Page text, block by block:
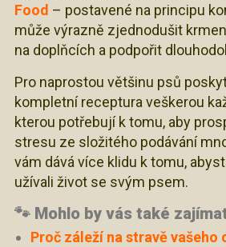
Food – postavené na principu
může výrazně zjednodušit
na doplňcích a podpořit
Pro naprostou většinu psů
kompletní receptura veškerou
kterou potřebují k tomu, aby
stresu ze složitého podávání
vám dává více klidu k tomu,
užívali život se svým psem.
🐾 Mohlo by vás také
Proč záleží na stravě vašeho